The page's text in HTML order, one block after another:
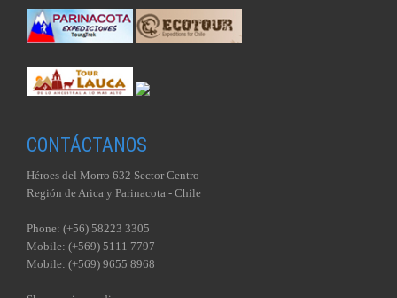
CONTÁCTANOS
Héroes del Morro 632 Sector Centro
Región de Arica y Parinacota - Chile
Phone: (+56) 58223 3305
Mobile: (+569) 5111 7797
Mobile: (+569) 9655 8968